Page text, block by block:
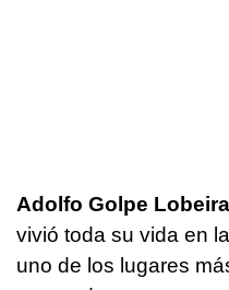
Adolfo Golpe
vivió toda su vida en
uno de los lugares